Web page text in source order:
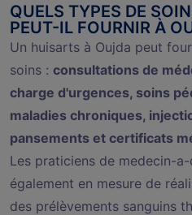
QUELS TYPES DE
PEUT-IL FOURNIR À
Un huisarts à Oujda peut
soins : consultations de
charge d'urgences, soins
maladies chroniques,
pansements et certificats
Les praticiens de medecin-
également en mesure de
des prélèvements sanguins